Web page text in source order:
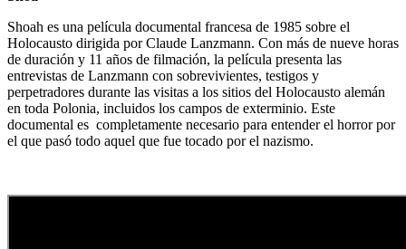
Shoah es una película documental francesa de 1985 sobre el
Holocausto dirigida por Claude Lanzmann. Con más de nueve horas
de duración y 11 años de filmación, la película presenta las
entrevistas de Lanzmann con sobrevivientes, testigos y
perpetradores durante las visitas a los sitios del Holocausto alemán
en toda Polonia, incluidos los campos de exterminio. Este
documental es completamente necesario para entender el horror por
el que pasó todo aquel que fue tocado por el nazismo.